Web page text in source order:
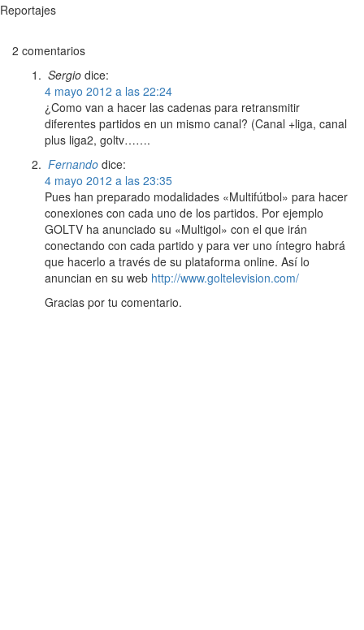
Reportajes
2 comentarios
Sergio dice:
4 mayo 2012 a las 22:24
¿Como van a hacer las cadenas para retransmitir
diferentes partidos en un mismo canal? (Canal +liga, canal
plus liga2, goltv…….
Fernando dice:
4 mayo 2012 a las 23:35
Pues han preparado modalidades «Multifútbol» para hacer
conexiones con cada uno de los partidos. Por ejemplo
GOLTV ha anunciado su «Multigol» con el que irán
conectando con cada partido y para ver uno íntegro habrá
que hacerlo a través de su plataforma online. Así lo
anuncian en su web http://www.goltelevision.com/
Gracias por tu comentario.